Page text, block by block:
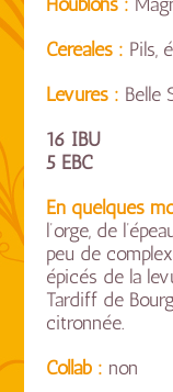
Céréales : Pils,
Levures : Belle
16 IBU
5 EBC
En quelques
l’orge, de
peu de
épicés de la
Tardiff de
citronnée.
Collab : non